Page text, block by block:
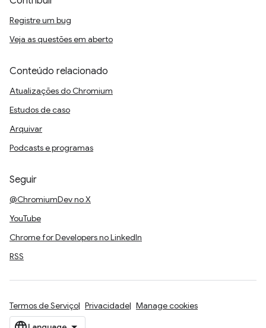
Registre um bug
Veja as questões em aberto
Conteúdo relacionado
Atualizações do Chromium
Estudos de caso
Arquivar
Podcasts e programas
Seguir
@ChromiumDev no X
YouTube
Chrome for Developers no LinkedIn
RSS
Termos de Serviço Privacidade Manage cookies